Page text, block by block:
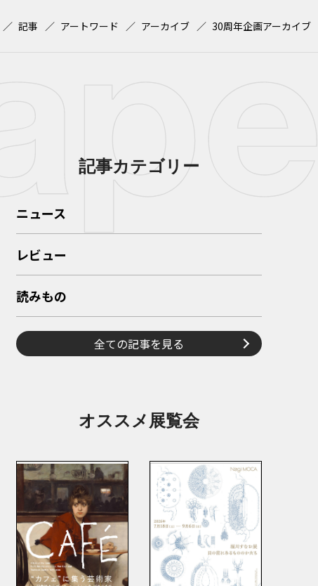
記事 アートワード アーカイブ 30周年企画アーカイブ
記事カテゴリー
ニュース
レビュー
読みもの
全ての記事を見る
オススメ展覧会